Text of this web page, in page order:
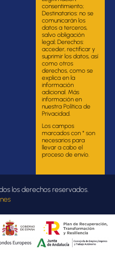
consentimiento;
Destinatarios: no se
comunicarán los
datos a terceros,
salvo obligación
legal; Derechos:
acceder, rectificar y
suprimir los datos, así
como otros
derechos, como se
explica en la
información
adicional. Más
información en
nuestra Política de
Privacidad.
Los campos
marcados con * son
necesarios para
llevar a cabo el
proceso de envío.
los derechos reservados.